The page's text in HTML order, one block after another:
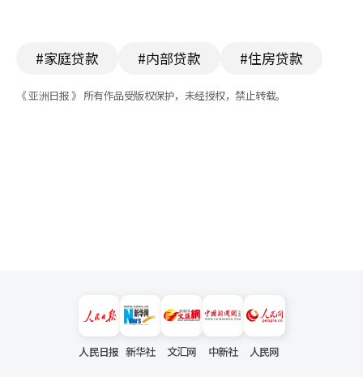
#家庭贷款 #内部贷款 #住房贷款
《 亚洲日报 》 所有作品受版权保护，未经授权，禁止转载。
人民日报 新华社 文汇网 中新社 人民网